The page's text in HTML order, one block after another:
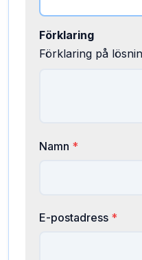
Förklaring
Förklaring på
Namn *
E-postadress *